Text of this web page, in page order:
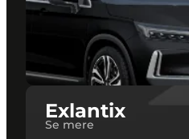
Exlantix
Se mere